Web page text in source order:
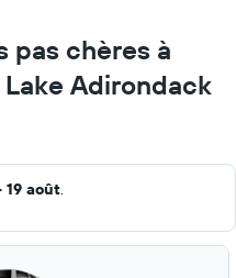
pas chères à
Adirondack
19 août.